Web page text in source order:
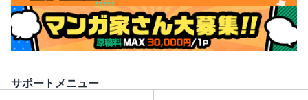
サポートメニュー